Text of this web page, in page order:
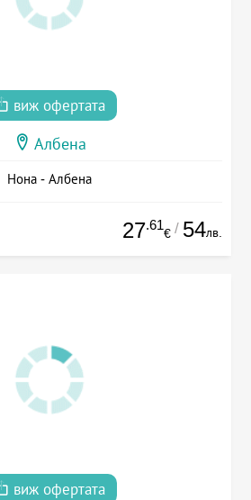
виж офертата
Албена
Нона - Албена
27.61
€ / 54лв.
виж офертата